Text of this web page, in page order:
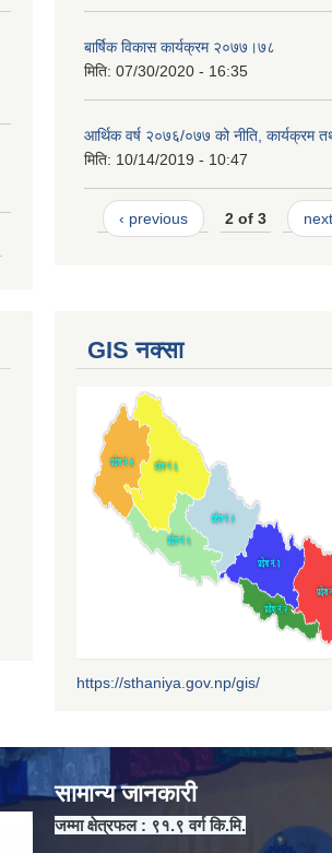
बार्षिक विकास कार्यक्रम २०७७।७८
मिति: 07/30/2020 - 16:35
आर्थिक वर्ष २०७६/०७७ को नीति, कार्यक्रम
मिति: 10/14/2019 - 10:47
‹ previous 2 of 3
GIS नक्सा
https://sthaniya.gov.np/gis/
सामान्य जानकारी
जम्मा क्षेत्रफल : ९१.९ वर्ग कि.मि.